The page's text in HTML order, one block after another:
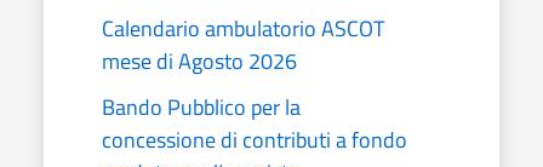
Calendario ambulatorio ASCOT
mese di Agosto 2026
Bando Pubblico per la
concessione di contributi a fondo